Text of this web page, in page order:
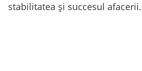
stabilitatea și succesul afacerii.